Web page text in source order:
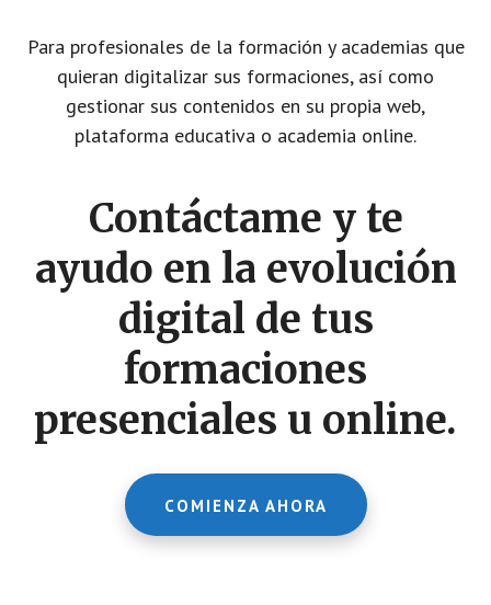
Para profesionales de la formación y academias que
quieran digitalizar sus formaciones, así como
gestionar sus contenidos en su propia web,
plataforma educativa o academia online.
Contáctame y te
ayudo en la evolución
digital de tus
formaciones
presenciales u online.
COMIENZA AHORA